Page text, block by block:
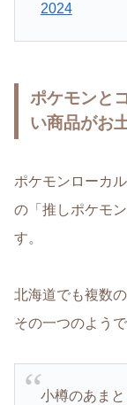
2024
ポケモンと
い商品がお
ポケモンローカ
の「推しポケモ
す。
北海道でも複数
その一つのようで
小樽のあま